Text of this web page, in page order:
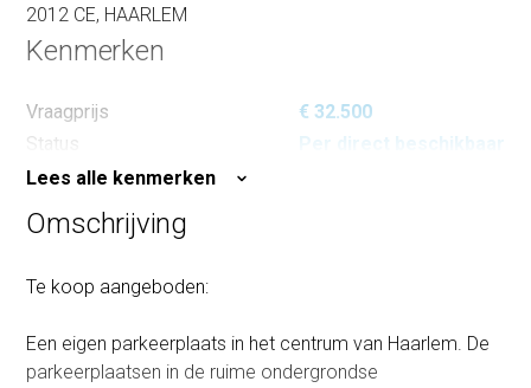
2012 CE, HAARLEM
Kenmerken
Vraagprijs
€ 32.500
Status
Per direct beschikbaar
Lees alle kenmerken
Omschrijving
Te koop aangeboden:
Een eigen parkeerplaats in het centrum van Haarlem. De
parkeerplaatsen in de ruime ondergrondse